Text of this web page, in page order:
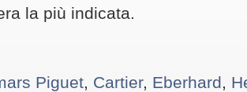
la più indicata.
Piguet Cartier, Eberhard